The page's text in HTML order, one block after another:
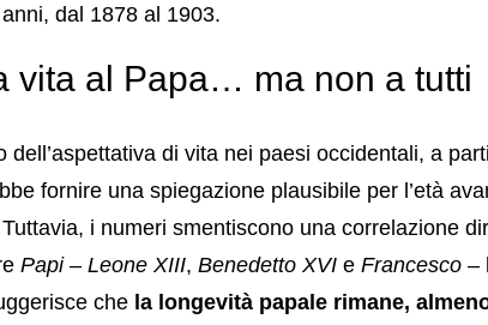
dal 1878 al 1903.
vita al Papa… ma non a tutti
dell’aspettativa di vita nei paesi occidentali, a
fornire una spiegazione plausibile per l’età
i numeri smentiscono una correlazione
Papi – Leone XIII, Benedetto XVI e Francesco –
che la longevità papale rimane,